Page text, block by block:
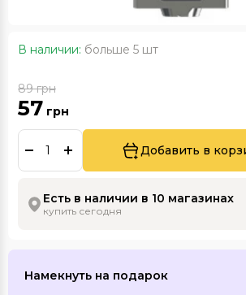
В наличии: больше 5 шт
89грн
57 грн
Добавить в
Есть в наличии в 10 магазинах
купить сегодня
Намекнуть на подарок